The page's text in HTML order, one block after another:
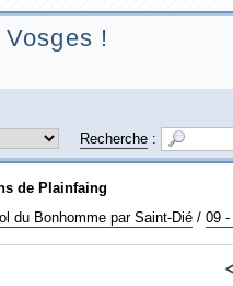
!
Recherche:
de Plainfaing
du Bonhomme par Saint-Dié/ 09 -